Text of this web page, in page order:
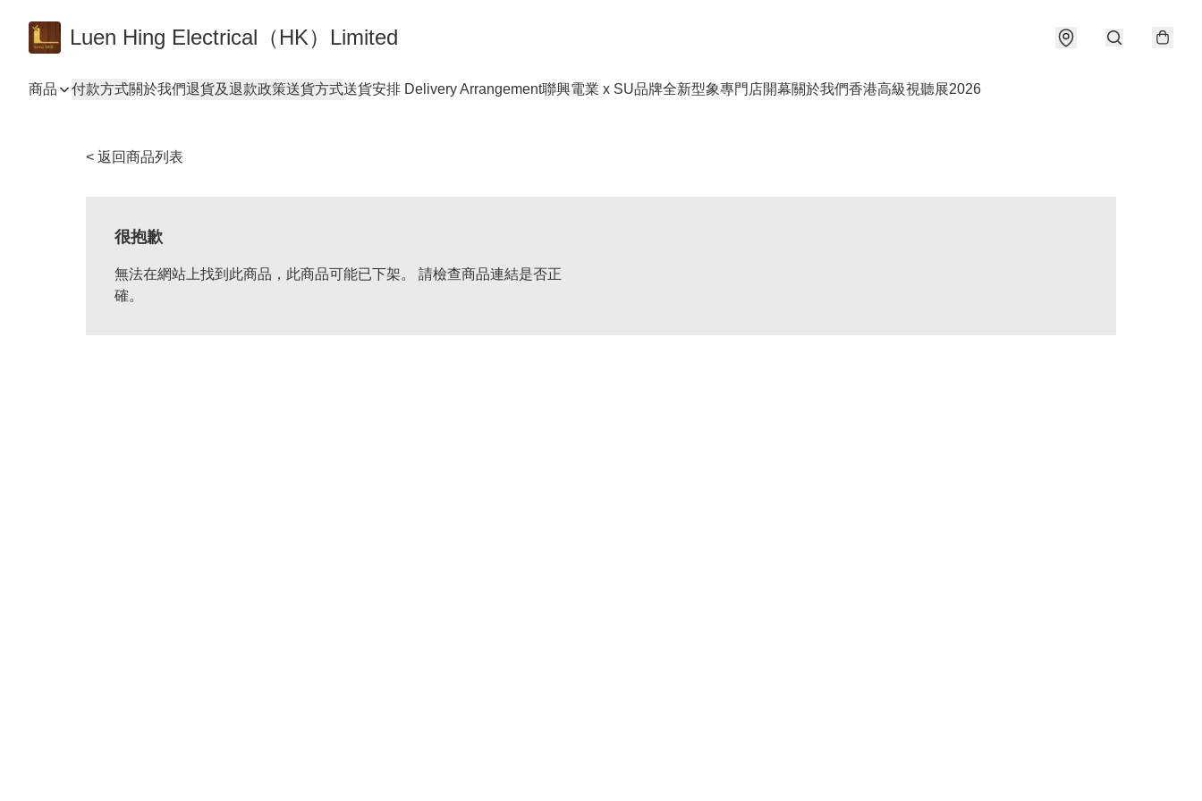
Luen Hing Electrical（HK）Limited
商品 付款方式關於我們退貨及退款政策送貨方式送貨安排 Delivery Arrangement聯興電業 x SU品牌全新型象專門店開幕關於我們香港高級視聽展2026
< 返回商品列表
很抱歉
無法在網站上找到此商品，此商品可能已下架。 請檢查商品連結是否正
確。